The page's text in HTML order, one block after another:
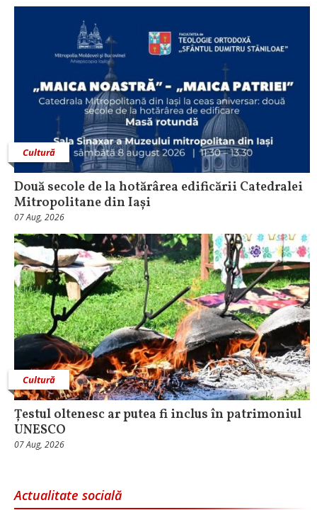
Cultură
Două secole de la hotărârea edificării Catedralei
Mitropolitane din Iași
07 Aug, 2026
Cultură
Țestul oltenesc ar putea fi inclus în patrimoniul
UNESCO
07 Aug, 2026
Actualitate socială